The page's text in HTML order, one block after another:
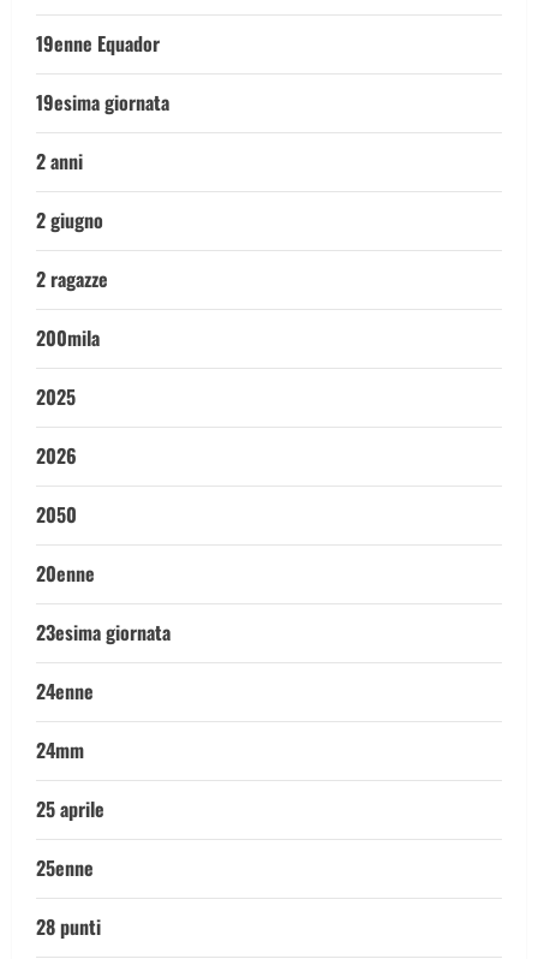
19enne Equador
19esima giornata
2 anni
2 giugno
2 ragazze
200mila
2025
2026
2050
20enne
23esima giornata
24enne
24mm
25 aprile
25enne
28 punti